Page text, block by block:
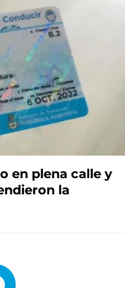
en plena calle y
la